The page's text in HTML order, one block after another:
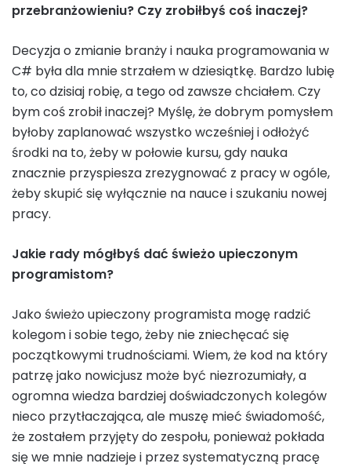
przebranżowieniu? Czy zrobiłbyś coś inaczej?
Decyzja o zmianie branży i nauka programowania w
C# była dla mnie strzałem w dziesiątkę. Bardzo lubię
to, co dzisiaj robię, a tego od zawsze chciałem. Czy
bym coś zrobił inaczej? Myślę, że dobrym pomysłem
byłoby zaplanować wszystko wcześniej i odłożyć
środki na to, żeby w połowie kursu, gdy nauka
znacznie przyspiesza zrezygnować z pracy w ogóle,
żeby skupić się wyłącznie na nauce i szukaniu nowej
pracy.
Jakie rady mógłbyś dać świeżo upieczonym
programistom?
Jako świeżo upieczony programista mogę radzić
kolegom i sobie tego, żeby nie zniechęcać się
początkowymi trudnościami. Wiem, że kod na który
patrzę jako nowicjusz może być niezrozumiały, a
ogromna wiedza bardziej doświadczonych kolegów
nieco przytłaczająca, ale muszę mieć świadomość,
że zostałem przyjęty do zespołu, ponieważ pokłada
się we mnie nadzieje i przez systematyczną pracę